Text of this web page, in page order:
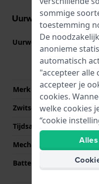
Uurwerk informatie
Uurwerk nr.
Merk uurwerk
Zwitsers uurwerk
Tijdsaanduiding
Mechanisme
Batterij
sommige
toestemming
De
anonieme
automatisch
"accepteer alle
accepteer je
cookies.
welke cookies
“cookie